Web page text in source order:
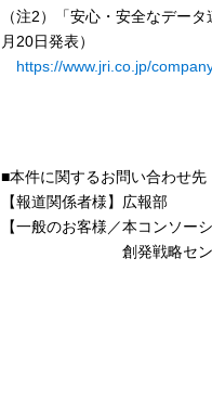
（注2）「安心・安全なデー
月20日発表）
https://www.jri.co.jp/
■本件に関するお問い合わせ先
【報道関係者様】広
【一般のお客様／本コンソー
創発戦略